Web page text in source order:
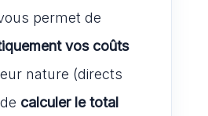
permet de
vos coûts
nature (directs
calculer le total